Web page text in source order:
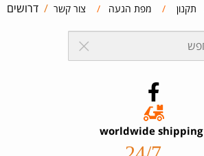
תקנון / מפת הגעה / צור קשר / דרושים
worldwide shipping